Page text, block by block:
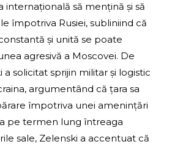
să mențină și să
împotriva Rusiei, subliniind că
și unită se poate
agresivă a Moscovei. De
solicitat sprijin militar și logistic
argumentând că țara sa
împotriva unei amenințări
pe termen lung întreaga
sale, Zelenski a accentuat că